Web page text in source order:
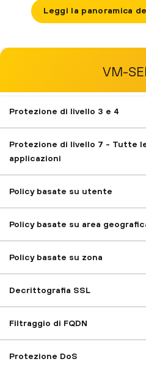
Leggi la panoramica
VM-
Protezione di livello 3 e 4
Protezione di livello 7 - Tutte
applicazioni
Policy basate su utente
Policy basate su area
Policy basate su zona
Decrittografia SSL
Filtraggio di FQDN
Protezione DoS